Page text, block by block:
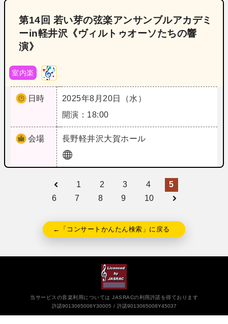
第14回 若い芽の弦楽アンサンブルアカデミ
ーin軽井沢《ヴィルトゥオーソたちの響
演》
室内楽
日時
2025年8月20日（水）
開演：18:00
会場 長野軽井沢大賀ホール
1 2 3 4
5
6
7 8 9 10
←「コンサートかんたん検索」に戻る
当サービスの音楽利用については JASRACの利用許諾を得ております
許諾9013065006Y30005
許諾9013065008Y45037